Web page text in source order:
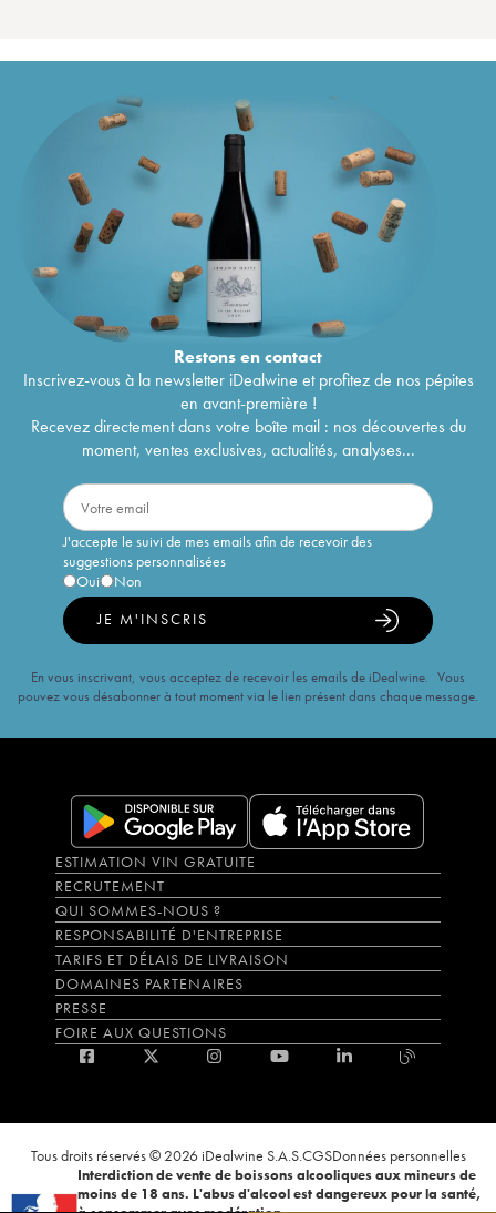
Restons encontact
Inscrivez-vous à la newsletter iDealwine et profitez de nos pépites
en avant-première !
Recevez directement dans votre boîte mail : nos découvertes du
moment, ventes exclusives, actualités, analyses...
J'accepte le suivi de mes emails afin de recevoir des
suggestions personnalisées
Oui
Non
JE M'INSCRIS
En vous inscrivant, vous acceptez de recevoir les emails de iDealwine. Vous
pouvez vous désabonner à tout moment via le lien présent dans chaque message.
ESTIMATION VIN GRATUITE
RECRUTEMENT
QUI SOMMES-NOUS ?
RESPONSABILITÉ D'ENTREPRISE
TARIFS ET DÉLAIS DE LIVRAISON
DOMAINES PARTENAIRES
PRESSE
FOIRE AUX QUESTIONS
Tous droits réservés © 2026 iDealwine S.A.S.CGSDonnées personnelles
Interdiction de vente de boissons alcooliques aux mineurs de
moins de 18 ans. L'abus d'alcool est dangereux pour la santé,